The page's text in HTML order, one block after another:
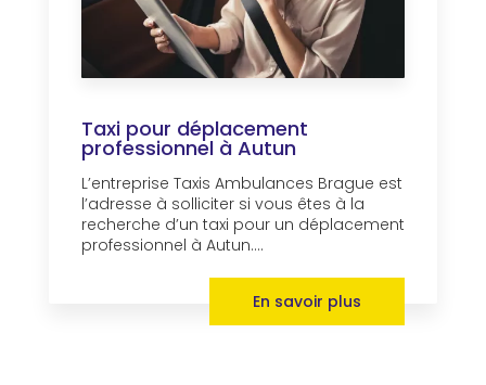
Taxi pour déplacement
professionnel à Autun
L’entreprise Taxis Ambulances Brague est
l’adresse à solliciter si vous êtes à la
recherche d’un taxi pour un déplacement
professionnel à Autun....
En savoir plus